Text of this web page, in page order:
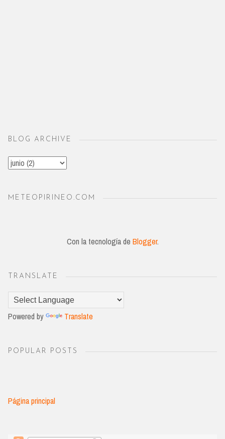
BLOG ARCHIVE
METEOPIRINEO.COM
Con la tecnología de Blogger.
TRANSLATE
Powered by Translate
POPULAR POSTS
Página principal